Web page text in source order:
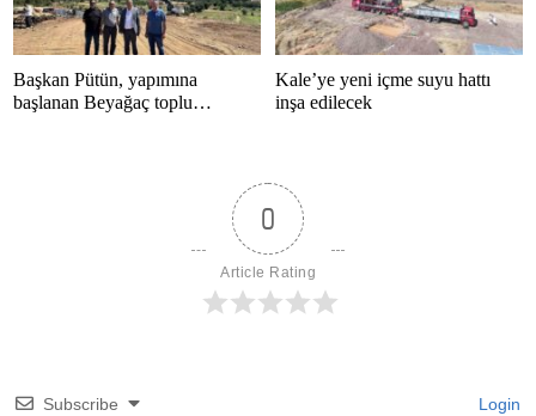
Başkan Pütün, yapımına
başlanan Beyağaç toplu
Kale’ye yeni içme suyu hattı
inşa edilecek
0
Article Rating
Subscribe Login